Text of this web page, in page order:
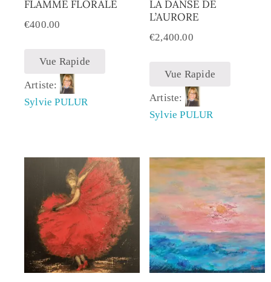
FLAMME FLORALE
€400.00
Vue Rapide
Artiste:
Sylvie PULUR
LA DANSE DE
L’AURORE
€2,400.00
Vue Rapide
Artiste:
Sylvie PULUR